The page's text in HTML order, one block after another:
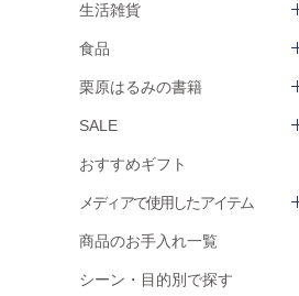
生活雑貨
食品
栗原はるみの書籍
SALE
おすすめギフト
メディアで使用したアイテム
商品のお手入れ一覧
シーン・目的別で探す